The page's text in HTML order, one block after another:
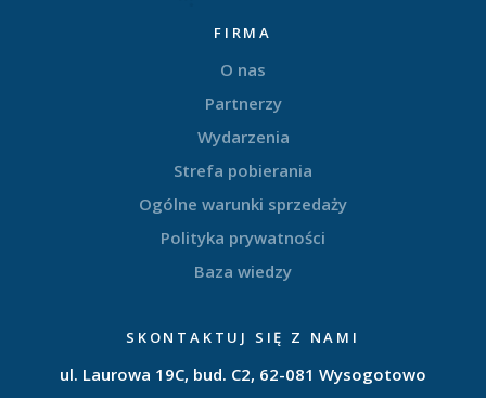
FIRMA
O nas
Partnerzy
Wydarzenia
Strefa pobierania
Ogólne warunki sprzedaży
Polityka prywatności
Baza wiedzy
SKONTAKTUJ SIĘ Z NAMI
ul. Laurowa 19C, bud. C2, 62-081 Wysogotowo